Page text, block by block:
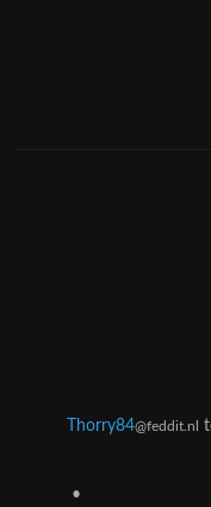
Thorry84@feddit.nl
•